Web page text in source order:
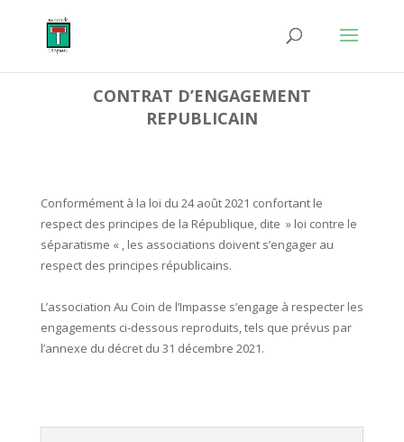
CONTRAT D’ENGAGEMENT
REPUBLICAIN
Conformément à la loi du 24 août 2021 confortant le
respect des principes de la République, dite » loi contre le
séparatisme « , les associations doivent s’engager au
respect des principes républicains.
L’association Au Coin de l’Impasse s’engage à respecter les
engagements ci-dessous reproduits, tels que prévus par
l’annexe du décret du 31 décembre 2021.